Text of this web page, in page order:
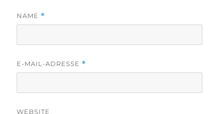
NAME *
E-MAIL-ADRESSE *
WEBSITE